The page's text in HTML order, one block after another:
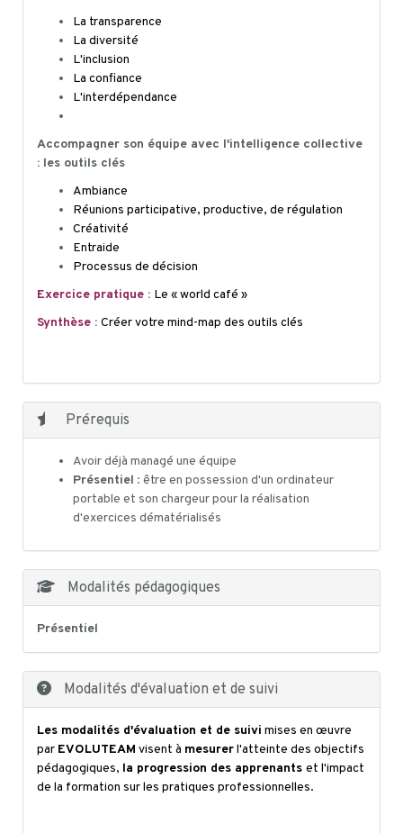
La transparence
La diversité
L'inclusion
La confiance
L'interdépendance
Accompagner son équipe avec l'intelligence collective
: les outils clés
Ambiance
Réunions participative, productive, de régulation
Créativité
Entraide
Processus de décision
Exercice pratique : Le « world café »
Synthèse : Créer votre mind-map des outils clés
Prérequis
Avoir déjà managé une équipe
Présentiel : être en possession d'un ordinateur
portable et son chargeur pour la réalisation
d'exercices dématérialisés
Modalités pédagogiques
Présentiel
Modalités d'évaluation et de suivi
Les modalités d'évaluation et de suivi mises en œuvre
par EVOLUTEAM visent à mesurerl'atteinte des objectifs
pédagogiques, la progression des apprenants et l'impact
de la formation sur les pratiques professionnelles.